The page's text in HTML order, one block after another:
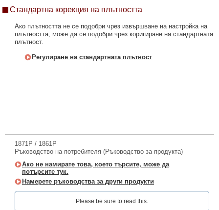
Стандартна корекция на плътността
Ако плътността не се подобри чрез извършване на настройка на
плътността, може да се подобри чрез коригиране на стандартната
плътност.
Регулиране на стандартната плътност
1871P / 1861P
Ръководство на потребителя (Ръководство за продукта)
Ако не намирате това, което търсите, може да
потърсите тук.
Намерете ръководства за други продукти
Please be sure to read this.‎